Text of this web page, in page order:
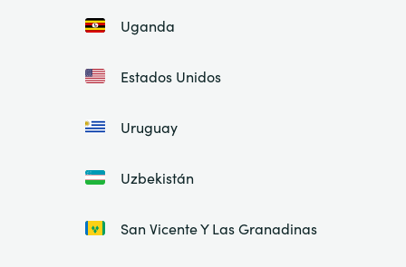
Uganda
Estados Unidos
Uruguay
Uzbekistán
San Vicente Y Las Granadinas